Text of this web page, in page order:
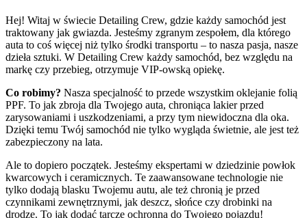
Hej! Witaj w świecie Detailing Crew, gdzie każdy samochód jest
traktowany jak gwiazda. Jesteśmy zgranym zespołem, dla którego
auta to coś więcej niż tylko środki transportu – to nasza pasja, nasze
dzieła sztuki. W Detailing Crew każdy samochód, bez względu na
markę czy przebieg, otrzymuje VIP-owską opiekę.
Co robimy? Nasza specjalność to przede wszystkim oklejanie folią
PPF. To jak zbroja dla Twojego auta, chroniąca lakier przed
zarysowaniami i uszkodzeniami, a przy tym niewidoczna dla oka.
Dzięki temu Twój samochód nie tylko wygląda świetnie, ale jest też
zabezpieczony na lata.
Ale to dopiero początek. Jesteśmy ekspertami w dziedzinie powłok
kwarcowych i ceramicznych. Te zaawansowane technologie nie
tylko dodają blasku Twojemu autu, ale też chronią je przed
czynnikami zewnętrznymi, jak deszcz, słońce czy drobinki na
drodze. To jak dodać tarczę ochronną do Twojego pojazdu!